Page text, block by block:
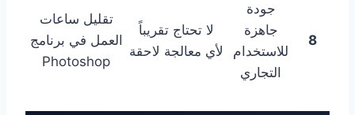
8
جودة
جاهزة
للاستخدام
التجاري
لا تحتاج تقريباً
لأي معالجة لاحقة
تقليل ساعات
العمل في برنامج
Photoshop